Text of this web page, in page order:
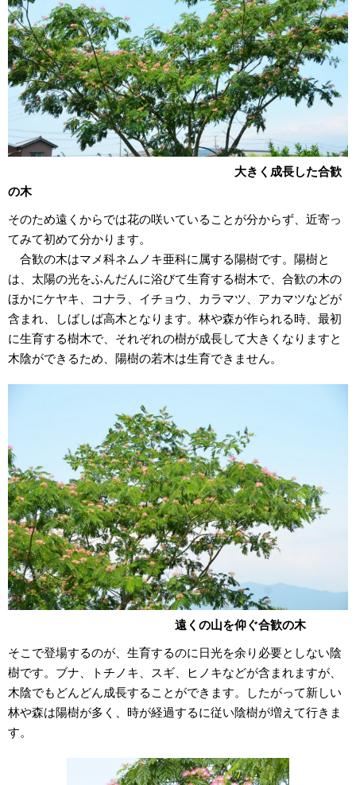
大きく成長した合歓
の木
そのため遠くからでは花の咲いていることが分からず、近寄っ
てみて初めて分かります。
合歓の木はマメ科ネムノキ亜科に属する陽樹です。陽樹と
は、太陽の光をふんだんに浴びて生育する樹木で、合歓の木の
ほかにケヤキ、コナラ、イチョウ、カラマツ、アカマツなどが
含まれ、しばしば高木となります。林や森が作られる時、最初
に生育する樹木で、それぞれの樹が成長して大きくなりますと
木陰ができるため、陽樹の若木は生育できません。
遠くの山を仰ぐ合歓の木
そこで登場するのが、生育するのに日光を余り必要としない陰
樹です。ブナ、トチノキ、スギ、ヒノキなどが含まれますが、
木陰でもどんどん成長することができます。したがって新しい
林や森は陽樹が多く、時が経過するに従い陰樹が増えて行きま
す。